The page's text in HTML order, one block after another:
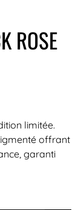
ROSE
limitée.
offrant
garanti